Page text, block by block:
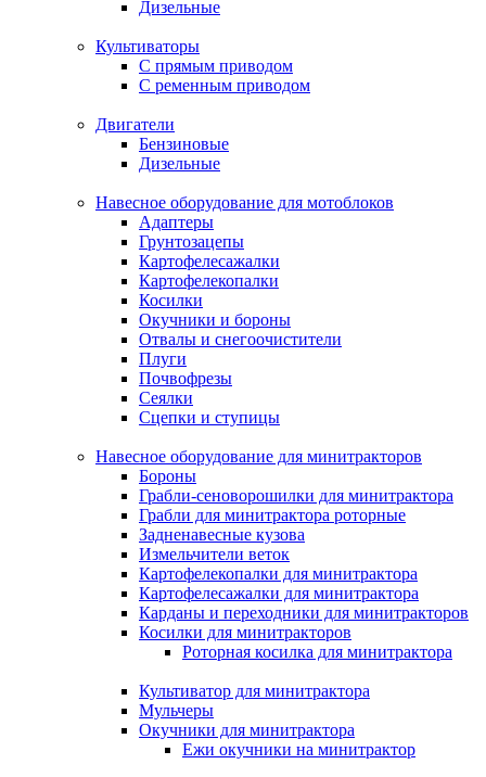
Дизельные
Культиваторы
С прямым приводом
С ременным приводом
Двигатели
Бензиновые
Дизельные
Навесное оборудование для мотоблоков
Адаптеры
Грунтозацепы
Картофелесажалки
Картофелекопалки
Косилки
Окучники и бороны
Отвалы и снегоочистители
Плуги
Почвофрезы
Сеялки
Сцепки и ступицы
Навесное оборудование для минитракторов
Бороны
Грабли-сеноворошилки для минитрактора
Грабли для минитрактора роторные
Задненавесные кузова
Измельчители веток
Картофелекопалки для минитрактора
Картофелесажалки для минитрактора
Карданы и переходники для минитракторов
Косилки для минитракторов
Роторная косилка для минитрактора
Культиватор для минитрактора
Мульчеры
Окучники для минитрактора
Ежи окучники на минитрактор